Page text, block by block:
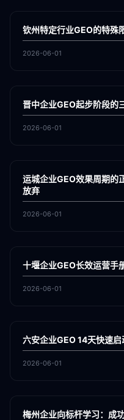
GEO
钦州特定行业GEO的特殊
2026-06-01
GEO
晋中企业GEO起步阶段的
2026-06-01
GEO
运城企业GEO效果周期的
放弃
2026-06-01
GEO
十堰企业GEO长效运营手
2026-06-01
GEO
六安企业GEO 14天快速启
2026-06-01
GEO
梅州企业向标杆学习：成